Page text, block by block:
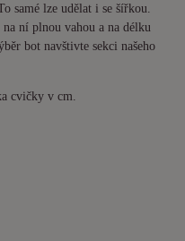
samé lze udělat i se šířkou.
ní plnou vahou a na délku
bot navštivte sekci našeho
cvičky v cm.